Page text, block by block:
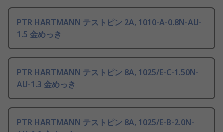
PTR HARTMANN テストピン 2A, 1010-A-0.8N-AU-
1.5 金めっき
PTR HARTMANN テストピン 8A, 1025/E-C-1.50N-
AU-1.3 金めっき
PTR HARTMANN テストピン 8A, 1025/E-B-2.0N-